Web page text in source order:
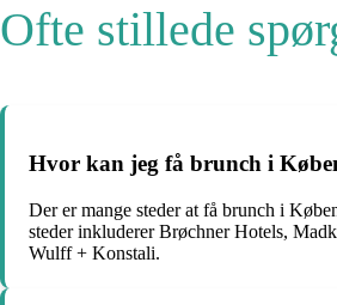
Ofte stillede
Hvor kan jeg få brunch i
Der er mange steder at få brunch i
steder inkluderer Brøchner Hotels,
Wulff + Konstali.